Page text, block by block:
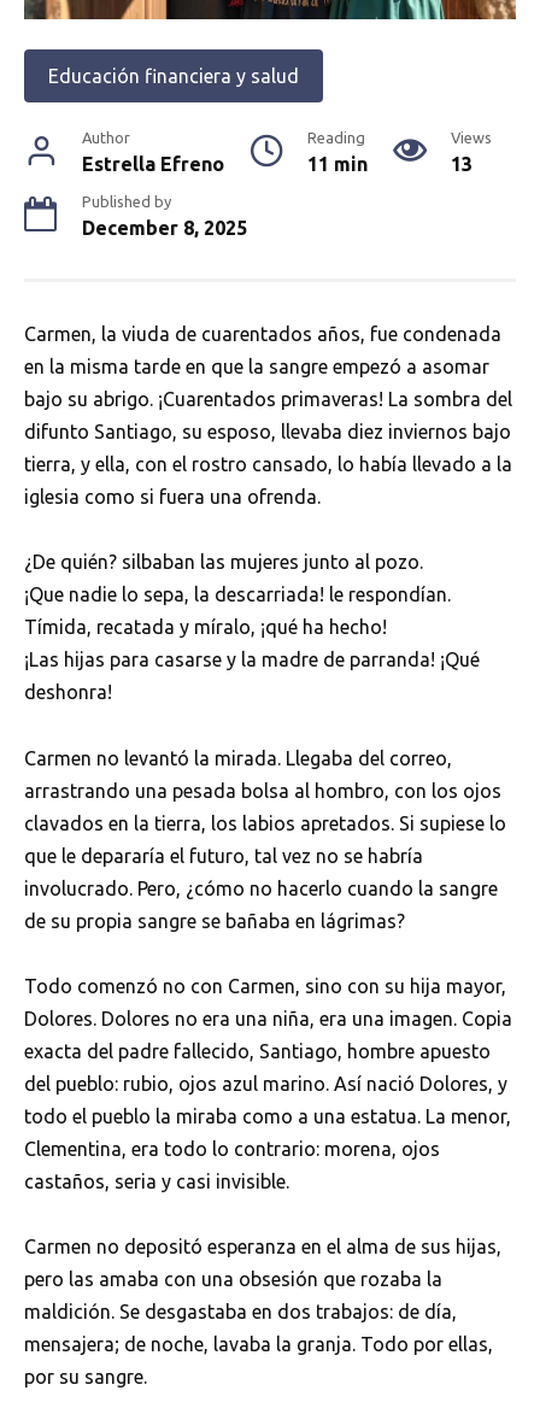
Educación financiera y salud
Author
Estrella Efreno
Reading
11 min
Views
13
Published by
December 8, 2025
Carmen, la viuda de cuarentados años, fue condenada
en la misma tarde en que la sangre empezó a asomar
bajo su abrigo. ¡Cuarentados primaveras! La sombra del
difunto Santiago, su esposo, llevaba diez inviernos bajo
tierra, y ella, con el rostro cansado, lo había llevado a la
iglesia como si fuera una ofrenda.
¿De quién? silbaban las mujeres junto al pozo.
¡Que nadie lo sepa, la descarriada! le respondían.
Tímida, recatada y míralo, ¡qué ha hecho!
¡Las hijas para casarse y la madre de parranda! ¡Qué
deshonra!
Carmen no levantó la mirada. Llegaba del correo,
arrastrando una pesada bolsa al hombro, con los ojos
clavados en la tierra, los labios apretados. Si supiese lo
que le depararía el futuro, tal vez no se habría
involucrado. Pero, ¿cómo no hacerlo cuando la sangre
de su propia sangre se bañaba en lágrimas?
Todo comenzó no con Carmen, sino con su hija mayor,
Dolores. Dolores no era una niña, era una imagen. Copia
exacta del padre fallecido, Santiago, hombre apuesto
del pueblo: rubio, ojos azul marino. Así nació Dolores, y
todo el pueblo la miraba como a una estatua. La menor,
Clementina, era todo lo contrario: morena, ojos
castaños, seria y casi invisible.
Carmen no depositó esperanza en el alma de sus hijas,
pero las amaba con una obsesión que rozaba la
maldición. Se desgastaba en dos trabajos: de día,
mensajera; de noche, lavaba la granja. Todo por ellas,
por su sangre.